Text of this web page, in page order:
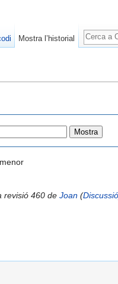
revisió 460 de Joan(Discussió
Mostra l’historial
Cerca